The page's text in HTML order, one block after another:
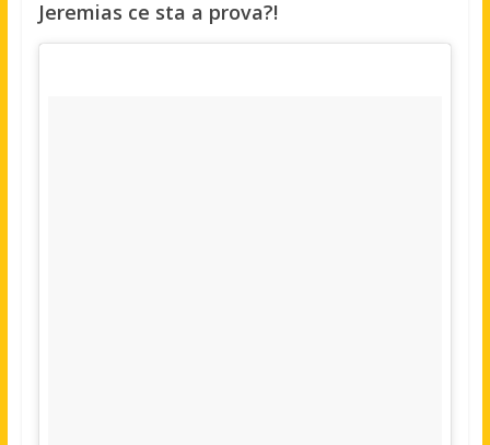
Jeremias ce sta a prova?!